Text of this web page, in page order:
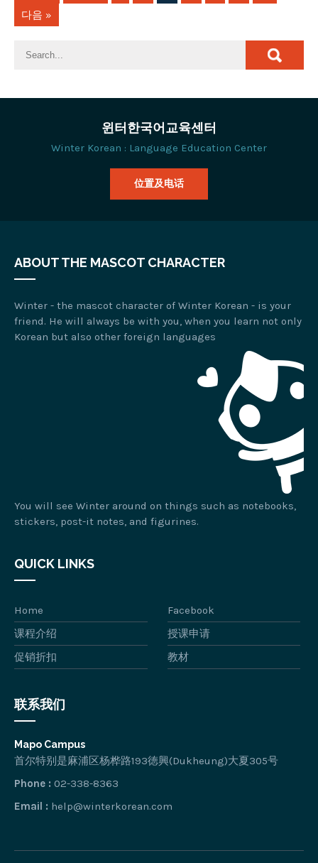
다음 »
윈터한국어교육센터
Winter Korean : Language Education Center
位置及电话
ABOUT THE MASCOT CHARACTER
Winter - the mascot character of Winter Korean - is your
friend. He will always be with you, when you learn not only
Korean but also other foreign languages
You will see Winter around on things such as notebooks,
stickers, post-it notes, and figurines.
QUICK LINKS
Home
Facebook
课程介绍
授课申请
促销折扣
教材
联系我们
Mapo Campus
首尔特别是麻浦区杨桦路193徳興(Dukheung)大夏305号
Phone : 02-338-8363
Email : help@winterkorean.com